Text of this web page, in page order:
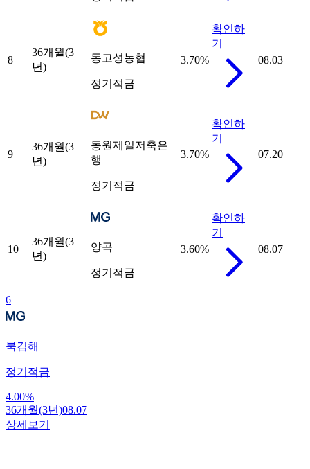
8
36개월(3
년)
동고성농협
정기적금
3.70%
확인하
기
08.03
9
36개월(3
년)
동원제일저축은
행
정기적금
3.70%
확인하
기
07.20
10
36개월(3
년)
양곡
정기적금
3.60%
확인하
기
08.07
6
북김해
정기적금
4.00%
36개월(3년)08.07
상세보기